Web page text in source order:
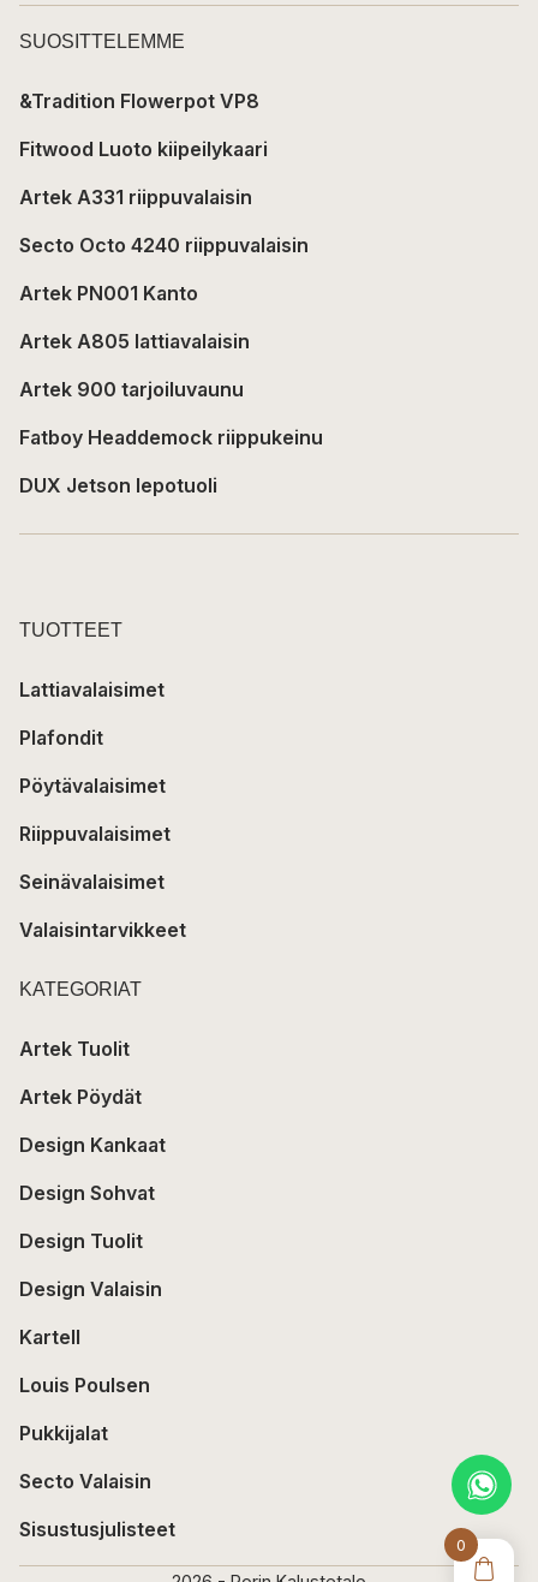
0
SUOSITTELEMME
&Tradition Flowerpot VP8
Fitwood Luoto kiipeilykaari
Artek A331 riippuvalaisin
Secto Octo 4240 riippuvalaisin
Artek PN001 Kanto
Artek A805 lattiavalaisin
Artek 900 tarjoiluvaunu
Fatboy Headdemock riippukeinu
DUX Jetson lepotuoli
TUOTTEET
Lattiavalaisimet
Plafondit
Pöytävalaisimet
Riippuvalaisimet
Seinävalaisimet
Valaisintarvikkeet
KATEGORIAT
Artek Tuolit
Artek Pöydät
Design Kankaat
Design Sohvat
Design Tuolit
Design Valaisin
Kartell
Louis Poulsen
Pukkijalat
Secto Valaisin
Sisustusjulisteet